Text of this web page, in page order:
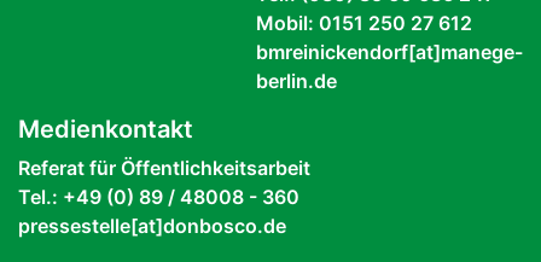
Mobil: 0151 250 27 612
bmreinickendorf[at]manege-
berlin.de
Medienkontakt
Referat für Öffentlichkeitsarbeit
Tel.: +49 (0) 89 / 48008 - 360
pressestelle[at]donbosco.de